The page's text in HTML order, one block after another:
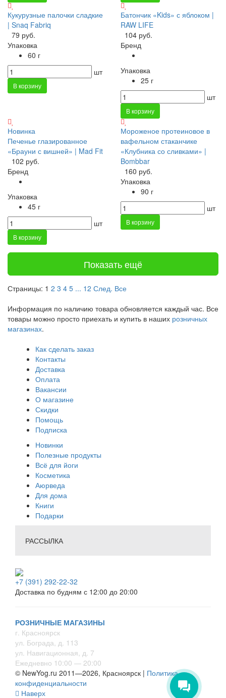
Кукурузные палочки сладкие
| Snaq Fabriq
79 руб.
Упаковка
60 г
шт
В корзину
Батончик «Kids» с яблоком |
RAW LIFE
104 руб.
Бренд
Упаковка
25 г
шт
В корзину
Новинка
Печенье глазированное
«Брауни с вишней» | Mad Fit
102 руб.
Бренд
Упаковка
45 г
шт
В корзину
Мороженое протеиновое в
вафельном стаканчике
«Клубника со сливками» |
Bombbar
160 руб.
Упаковка
90 г
шт
В корзину
Показать ещё
Страницы: 1 2 3 4 5 ... 12 След. Все
Информация по наличию товара обновляется каждый час. Все
товары можно просто приехать и купить в наших розничных
магазинах.
Как сделать заказ
Контакты
Доставка
Оплата
Вакансии
О магазине
Скидки
Помощь
Подписка
Новинки
Полезные продукты
Всё для йоги
Косметика
Аюрведа
Для дома
Книги
Подарки
РАССЫЛКА
+7 (391) 292-22-32
Доставка по будням с 12:00 до 20:00
РОЗНИЧНЫЕ МАГАЗИНЫ
г. Красноярск
ул. Бограда, д. 113
ул. Навигационная, д. 7
Ежедневно 10:00 — 20:00
© NewYog.ru 2011—2026, Красноярск | Политика
конфиденциальности
Наверх